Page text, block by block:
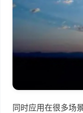
同时应用在很多场